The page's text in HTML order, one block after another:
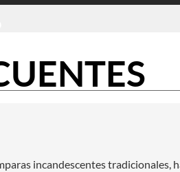
incandescentes tradicionales,